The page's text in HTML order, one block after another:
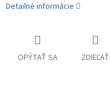
Detailné informácie
OPÝTAŤ SA ZDIEĽAŤ